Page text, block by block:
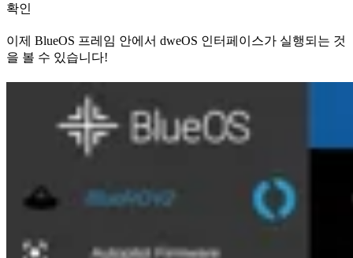
확인
이제 BlueOS 프레임 안에서 dweOS 인터페이스가 실행되는 것
을 볼 수 있습니다!